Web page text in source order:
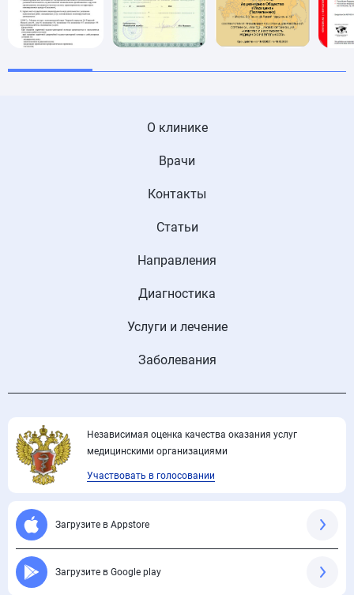
Независимая оценка качества оказания услуг
медицинскими организациями
Участвовать в голосовании
Загрузите в Appstore
Загрузите в Google play
О клинике
Врачи
Контакты
Статьи
Направления
Диагностика
Услуги и лечение
Заболевания